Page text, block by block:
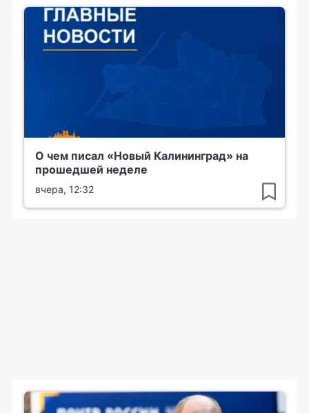
О чем писал «Новый Калининград» на
прошедшей неделе
вчера, 12:32